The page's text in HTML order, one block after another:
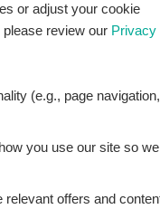
Adbrandture Co.,
Healthplatz does
or adjust your cookie
review our Privacy
(e.g., page navigation,
you use our site so
relevant offers and